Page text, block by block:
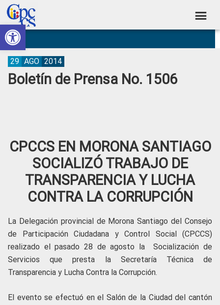
Abrir barra de herramientas
Skip
to
primary
navigation
Skip
to
main
content
Skip
to
primary
sidebar
Skip
to
footer
Consejo
de
Participación
Ciudadana
Construyendo
Poder
Ciudadano
Boletín de Prensa No. 1506
29 AGO 2014
CPCCS EN MORONA SANTIAGO
SOCIALIZÓ TRABAJO DE
TRANSPARENCIA Y LUCHA
CONTRA LA CORRUPCIÓN
La Delegación provincial de Morona Santiago del Consejo
de Participación Ciudadana y Control Social (CPCCS)
realizado el pasado 28 de agosto la Socialización de
Servicios que presta la Secretaría Técnica de
Transparencia y Lucha Contra la Corrupción.
El evento se efectuó en el Salón de la Ciudad del cantón